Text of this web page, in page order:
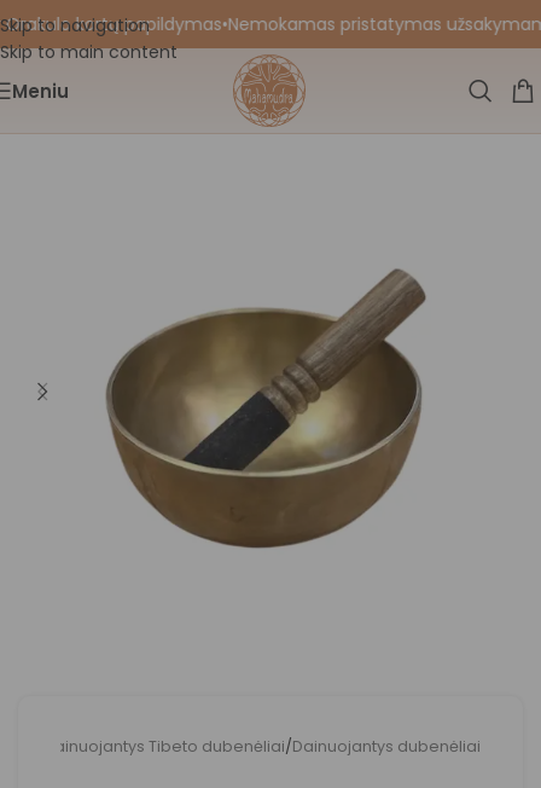
Skip to navigation
Skip to main content
kortų papildymas•Nemokamas pristatymas
Meniu
Dainuojantys Tibeto dubenėliai/Dainuojantys dubenėliai